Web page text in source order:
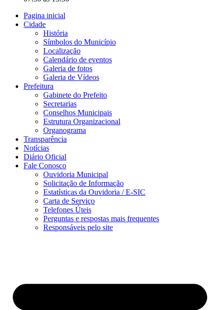
Pagina inicial
Cidade
História
Símbolos do Município
Localização
Calendário de eventos
Galeria de fotos
Galeria de Vídeos
Prefeitura
Gabinete do Prefeito
Secretarias
Conselhos Municipais
Estrutura Organizacional
Organograma
Transparência
Notícias
Diário Oficial
Fale Conosco
Ouvidoria Municipal
Solicitação de Informação
Estatísticas da Ouvidoria / E-SIC
Carta de Serviço
Telefones Úteis
Perguntas e respostas mais frequentes
Responsáveis pelo site